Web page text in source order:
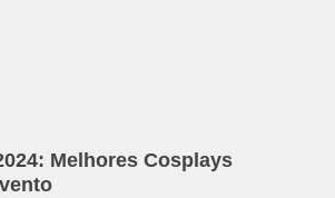
Melhores Cosplays